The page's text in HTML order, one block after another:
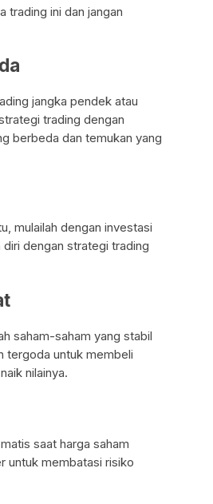
trading ini dan jangan
jangka pendek atau
trading dengan
berbeda dan temukan yang
mulailah dengan investasi
dengan strategi trading
saham-saham yang stabil
tergoda untuk membeli
nilainya.
saat harga saham
untuk membatasi risiko